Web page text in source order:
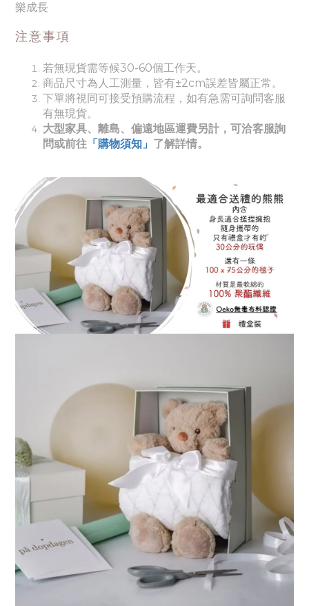
樂成長
注意事項
若無現貨需等候30-60個工作天。
商品尺寸為人工測量，皆有±2cm誤差皆屬正常。
下單將視同可接受預購流程，如有急需可詢問客服
有無現貨。
大型家具、離島、偏遠地區運費另計，可洽客服詢
問或前往 「購物須知」 了解詳情。